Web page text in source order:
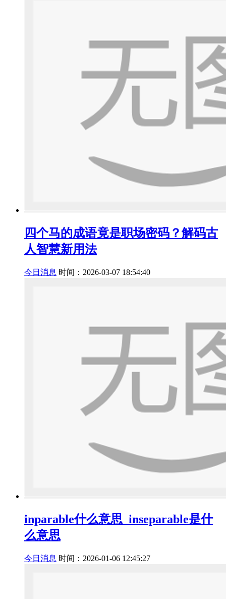
四个马的成语竟是职场密码？解码古
人智慧新用法
今日消息 时间：2026-03-07 18:54:40
inparable什么意思_inseparable是什
么意思
今日消息 时间：2026-01-06 12:45:27